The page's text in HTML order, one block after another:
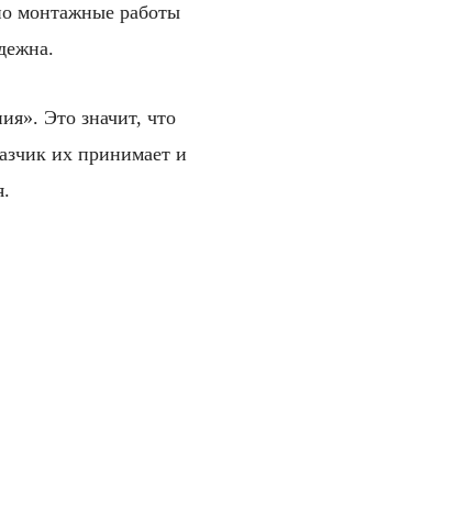
монтажные работы
Это значит, что
их принимает и